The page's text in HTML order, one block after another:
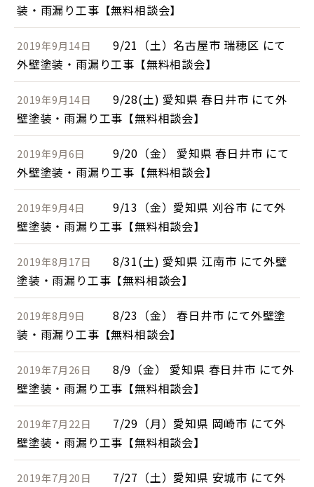
装・雨漏り工事【無料相談会】
2019年9月14日
9/21（土）名古屋市 瑞穂区 にて
外壁塗装・雨漏り工事【無料相談会】
2019年9月14日
9/28(土) 愛知県 春日井市 にて外
壁塗装・雨漏り工事【無料相談会】
2019年9月6日
9/20（金） 愛知県 春日井市 にて
外壁塗装・雨漏り工事【無料相談会】
2019年9月4日
9/13（金）愛知県 刈谷市 にて外
壁塗装・雨漏り工事【無料相談会】
2019年8月17日
8/31(土) 愛知県 江南市 にて外壁
塗装・雨漏り工事【無料相談会】
2019年8月9日
8/23（金） 春日井市 にて外壁塗
装・雨漏り工事【無料相談会】
2019年7月26日
8/9（金） 愛知県 春日井市 にて外
壁塗装・雨漏り工事【無料相談会】
2019年7月22日
7/29（月）愛知県 岡崎市 にて外
壁塗装・雨漏り工事【無料相談会】
2019年7月20日
7/27（土）愛知県 安城市 にて外